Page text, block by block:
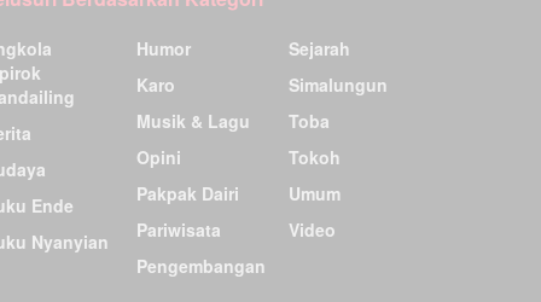
Ende
Nyanyian
Humor
Karo
Musik & Lagu
Opini
Pakpak Dairi
Pariwisata
Pengembangan
Sejarah
Simalungun
Toba
Tokoh
Umum
Video